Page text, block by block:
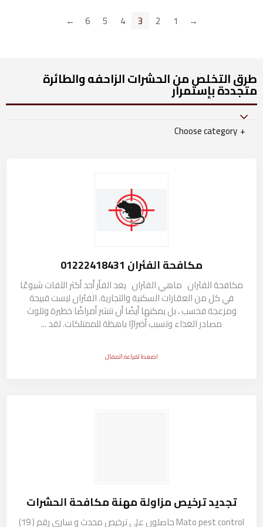
→
1
2
3
4
5
6
←
طرق التخلص من الحشرات الزاحفه والطائرة
متجددة بإستمرار​
Choose category
مكافحة الفئران 01222418431
مكافحة الفئران ماهي الفئران يعد الفأر أحد أكثر الآفات شيوعًا
في كل من العقارات السكنية والتجارية. الفئران ليست قبيحة
ومزعجة فحسب ، بل يمكنها أيضًا أن تنشر أمراضًا خطيرة وتلوث
مصادر الغذاء وتسبب أضرارًا باهظة للممتلكات. لقد ...
اضغط لقراءة المقال
تجديد ترخيص مزاولة مهنة مكافحة الحشرات
Mato pest control حاصلون علي ترخيص محدث و ساري رقم ( 19)